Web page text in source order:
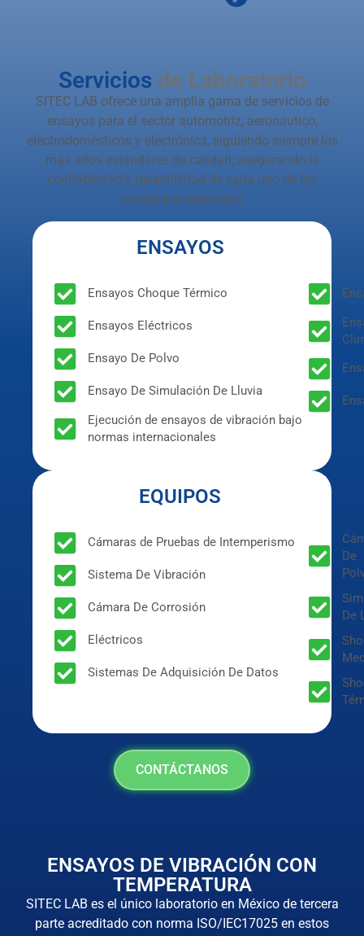
Servicios de Laboratorio
SITEC LAB ofrece una amplia gama de servicios de
ensayos para el sector automotriz, aeronáutico,
electrodomésticos y electrónica, siguiendo siempre los
más altos estándares de calidad, asegurando la
confiabilidad y repetibilidad de cada uno de los
resultados obtenidos
ENSAYOS
Ensayos Choque Térmico
Ensayos Eléctricos
Ensayo De Polvo
Ensayo De Simulación De Lluvia
Ejecución de ensayos de vibración bajo
normas internacionales
EQUIPOS
Cámaras de Pruebas de Intemperismo
Sistema De Vibración
Cámara De Corrosión
Eléctricos
Sistemas De Adquisición De Datos
De
De
CONTÁCTANOS
ENSAYOS DE VIBRACIÓN CON
TEMPERATURA
SITEC LAB es el único laboratorio en México de tercera
parte acreditado con norma ISO/IEC17025 en estos